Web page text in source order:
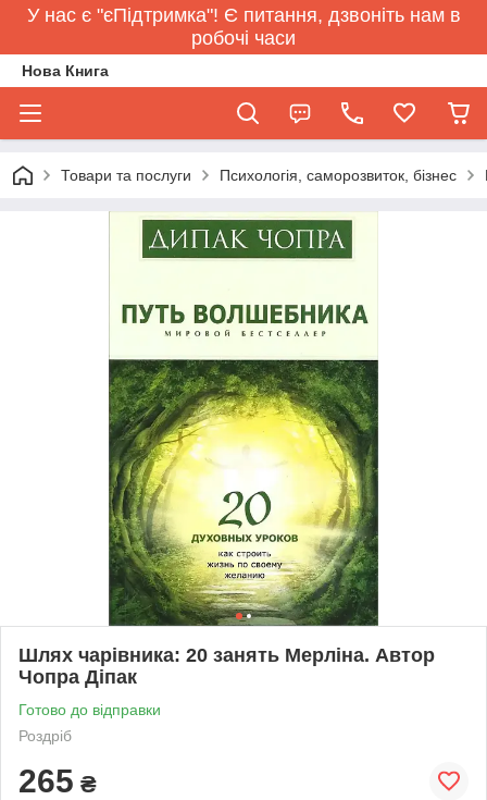
У нас є "єПідтримка"! Є питання, дзвоніть нам в
робочі часи
Нова Книга
Товари та послуги Психологія, саморозвиток, бізнес
Шлях чарівника: 20 занять Мерліна. Автор
Чопра Діпак
Готово до відправки
Роздріб
265 ₴